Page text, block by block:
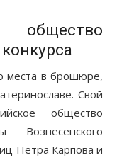
места в брошюре,
Свой
общество
Вознесенского
Петра Карпова и